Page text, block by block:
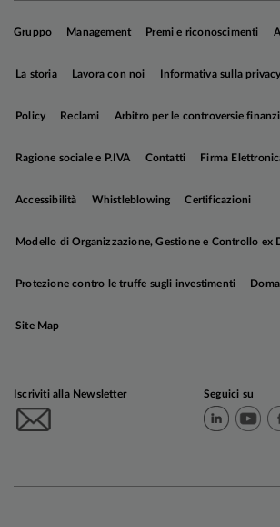
rispetto a giugno, quando era
negative sia per la crescita che
eventuale accordo comporterebbe
dichiarato che l’effetto
ribasso derivanti da calo della
commerciali da altri paesi, si
o all’emergere di colli di bottiglia
di approvvigionamento globali);
sulla possibilità che il prossimo
tassi sia un rialzo invece che
L’inasprimento dei toni ha
Gruppo Management Premi e riconoscimenti
La storia Lavora con noi Informativa sulla privacy
Policy Reclami Arbitro per le controversie
Ragione sociale e P.IVA Contatti Firma
Accessibilità Whistleblowing Certificazioni
Modello di Organizzazione, Gestione e Controllo ex
Protezione contro le truffe sugli investimenti
Site Map
Iscriviti alla Newsletter Seguici su